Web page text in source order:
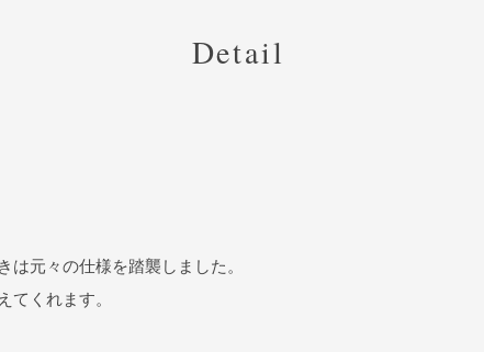
Detail
元々の仕様を踏襲しました。
くれます。